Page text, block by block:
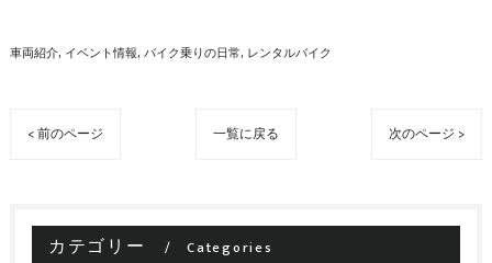
車両紹介 イベント情報 バイク乗りの日常 レンタルバイク
< 前のページ 一覧に戻る 次のページ >
カテゴリー Categories